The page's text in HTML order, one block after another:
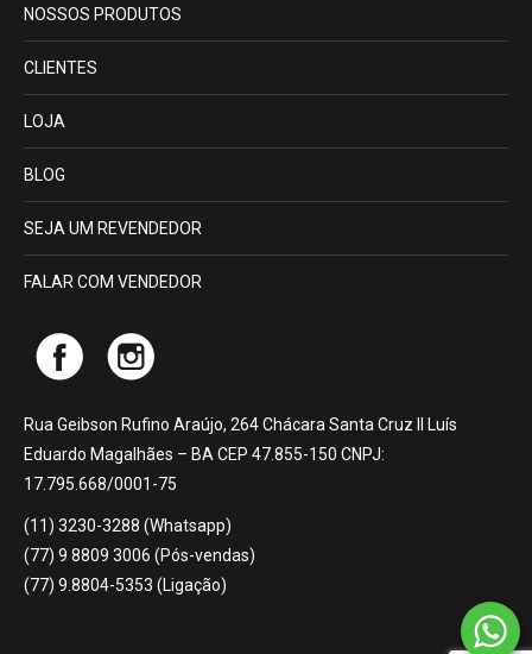
NOSSOS PRODUTOS
CLIENTES
LOJA
BLOG
SEJA UM REVENDEDOR
FALAR COM VENDEDOR
Rua Geibson Rufino Araújo, 264 Chácara Santa Cruz II Luís
Eduardo Magalhães – BA CEP 47.855-150 CNPJ:
17.795.668/0001-75
(11) 3230-3288 (Whatsapp)
(77) 9 8809 3006 (Pós-vendas)
(77) 9.8804-5353 (Ligação)